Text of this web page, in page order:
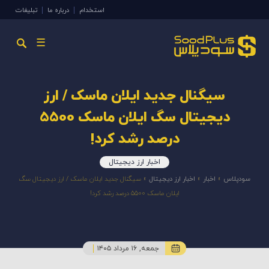
استخدام درباره ما تبلیغات
☰
سیگنال جدید ایلان ماسک / ارز
دیجیتال سگ ایلان ماسک 5500
درصد رشد کرد!
اخبار ارز دیجیتال
سودپلاس » اخبار » اخبار ارز دیجیتال » سیگنال جدید ایلان ماسک / ارز دیجیتال سگ
ایلان ماسک 5500 درصد رشد کرد!
جمعه, ۱۶ مرداد ۱۴۰۵